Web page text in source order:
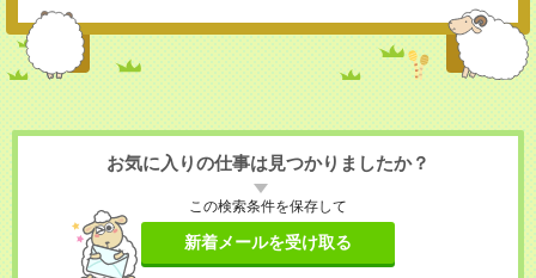
お気に入りの仕事は見つかりましたか？
この検索条件を保存して
新着メールを受け取る